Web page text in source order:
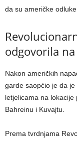
da su američke
odgovorila
Nakon američkih
garde saopćio je da
letjelicama na
Bahreinu i Kuvajtu.
Prema tvrdnjama